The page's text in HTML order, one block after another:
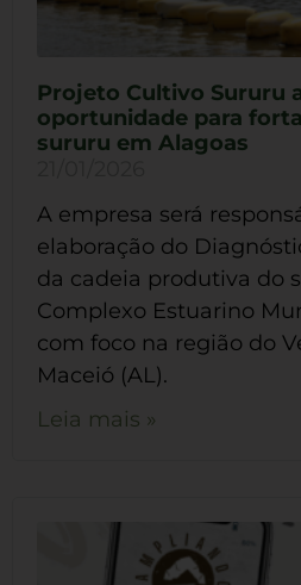
Projeto Cultivo Sururu
oportunidade para
sururu em Alagoas
A empresa será
elaboração do
da cadeia produtiva do
Complexo Estuarino
com foco na região do
Maceió (AL).
Leia mais »